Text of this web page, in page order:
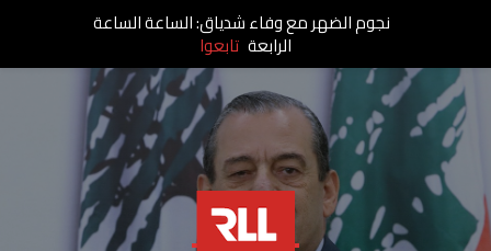
نجوم الضهر مع وفاء شدياق: الساعة الساعة
الرابعة تابعوا